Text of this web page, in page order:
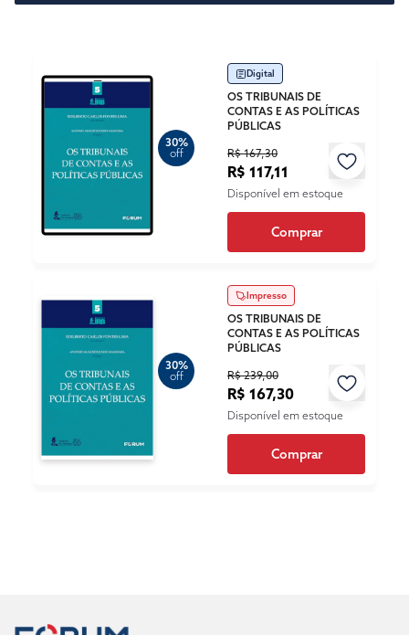
30%
off
Digital
OS TRIBUNAIS DE
CONTAS E AS POLÍTICAS
PÚBLICAS
R$ 167,30
R$ 117,11
Disponível em estoque
Comprar
30%
off
Impresso
OS TRIBUNAIS DE
CONTAS E AS POLÍTICAS
PÚBLICAS
R$ 239,00
R$ 167,30
Disponível em estoque
Comprar